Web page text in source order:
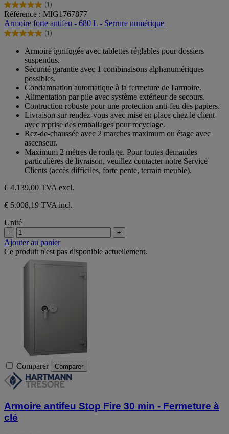
(1)
5.0
sur
5
étoiles.
avis
Référence : MIG1767877
Armoire forte antifeu - 680 L - Serrure numérique
(1)
5.0
étoiles.
Armoire ignifugée avec tablettes réglables pour dossiers
suspendus.
Sécurité garantie avec 1 combinaisons alphanumériques
possibles.
Condamnation automatique à la fermeture de l'armoire.
Alimentation par pile avec système extérieur de secours.
Contruction robuste pour une protection anti-feu des papiers.
Livraison sur rendez-vous avec mise en place chez le client
avec reprise des emballages pour recyclage.
Rez-de-chaussée avec 2 marches maximum ou étage avec
ascenseur.
Maximum 2 mètres de roulage. Pour toutes demandes
particulières de livraison, veuillez contacter notre Service
Clients (accès difficiles, forte pente, terrain meuble).
€ 4.139,00 TVA excl.
€ 5.008,19 TVA incl.
Unité
- +
Ajouter au panier
Ce produit n'est pas disponible actuellement.
Comparer Comparer
Armoire antifeu Stop Fire 30 min - Fermeture à
clé